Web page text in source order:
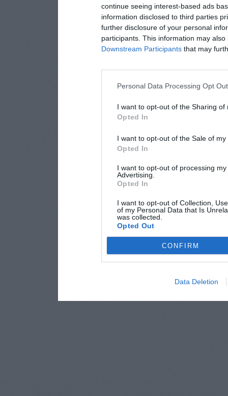
continue seeing interest-based ads
information disclosed to third parties
further disclosure of your personal
participants. This information may
Downstream Participants that may
Personal Data Processing Opt
I want to opt-out of the Sharing of
Opted In
I want to opt-out of the Sale of
Opted In
I want to opt-out of processing
Advertising.
Opted In
I want to opt-out of Collection,
of my Personal Data that Is
was collected.
Opted Out
CONFIRM
Data Deletion